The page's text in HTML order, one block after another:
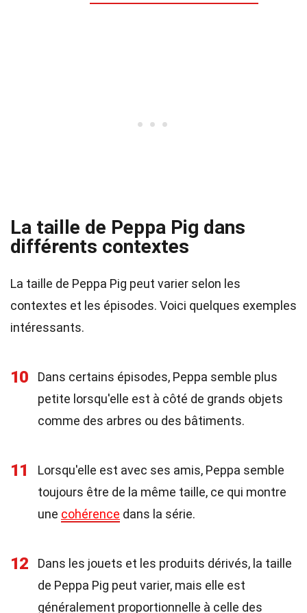
La taille de Peppa Pig dans
différents contextes
La taille de Peppa Pig peut varier selon les
contextes et les épisodes. Voici quelques exemples
intéressants.
10
Dans certains épisodes, Peppa semble plus
petite lorsqu'elle est à côté de grands objets
comme des arbres ou des bâtiments.
11
Lorsqu'elle est avec ses amis, Peppa semble
toujours être de la même taille, ce qui montre
une cohérence dans la série.
12
Dans les jouets et les produits dérivés, la taille
de Peppa Pig peut varier, mais elle est
généralement proportionnelle à celle des